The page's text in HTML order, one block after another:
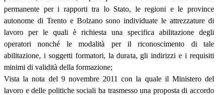
permanente per i rapporti tra lo Stato, le regioni e le province
autonome di Trento e Bolzano sono individuate le attrezzature di
lavoro per le quali è richiesta una specifica abilitazione degli
operatori nonché le modalità per il riconoscimento di tale
abilitazione, i soggetti formatori, la durata, gli indirizzi e i requisiti
minimi di validità della formazione;
Vista la nota del 9 novembre 2011 con la quale il Ministero del
lavoro e delle politiche sociali ha trasmesso una proposta di accordo